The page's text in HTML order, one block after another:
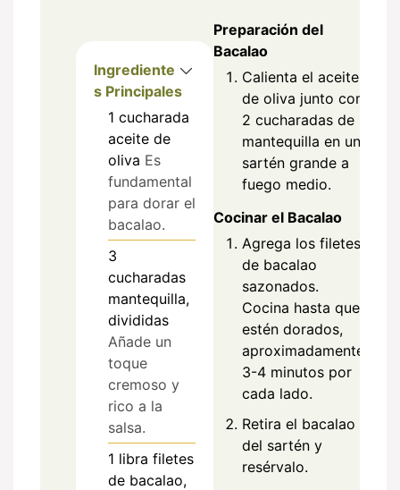
Ingrediente
s Principales
1 cucharada
aceite de
oliva Es
fundamental
para dorar el
bacalao.
3
cucharadas
mantequilla,
divididas
Añade un
toque
cremoso y
rico a la
salsa.
1 libra filetes
de bacalao,
Preparación del
Bacalao
Calienta el aceite
de oliva junto con
2 cucharadas de
mantequilla en un
sartén grande a
fuego medio.
Cocinar el Bacalao
Agrega los filetes
de bacalao
sazonados.
Cocina hasta que
estén dorados,
aproximadamente
3-4 minutos por
cada lado.
Retira el bacalao
del sartén y
resérvalo.